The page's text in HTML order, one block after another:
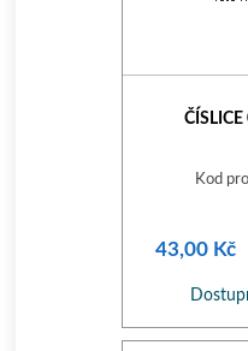
Kod
43,00 Kč